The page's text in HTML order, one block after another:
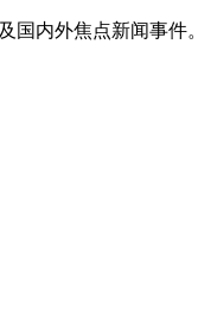
国内外焦点新闻事件。